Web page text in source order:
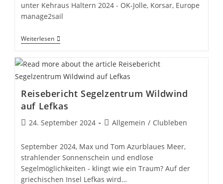
unter Kehraus Haltern 2024 - OK-Jolle, Korsar, Europe
manage2sail
WeiterlesenKehraus
2024
Offen
Reisebericht Segelzentrum Wildwind
auf Lefkas
Beitrag
24. September 2024
Beitrags-
Allgemein / Clubleben
September 2024, Max und Tom Azurblaues Meer,
strahlender Sonnenschein und endlose
Segelmöglichkeiten - klingt wie ein Traum? Auf der
griechischen Insel Lefkas wird…